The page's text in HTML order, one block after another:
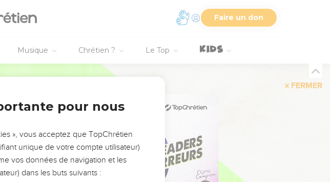
Faire un don
Musique Chrétien ? Le Top
FERMER
on voit
sont
pour nous
», vous acceptez que TopChrétien
unique de votre compte utilisateur)
vos données de navigation et les
dans les buts suivants :